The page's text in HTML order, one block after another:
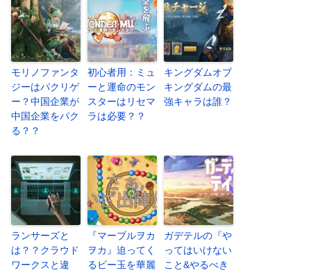
モリノファンタ
ジーはパクリゲ
ー？中国企業が
中国企業をパク
る？？
初心者用：ミュ
ーと運命のモン
スターはリセマ
ラは必要？？
キングダムオブ
キングダムの最
強キャラは誰？
ランサーズと
は？？クラウド
ワークスと違
『マーブルヲカ
ヲカ』迫ってく
るビー玉を華麗
ガデテルの『や
ってはいけない
こと&やるべき